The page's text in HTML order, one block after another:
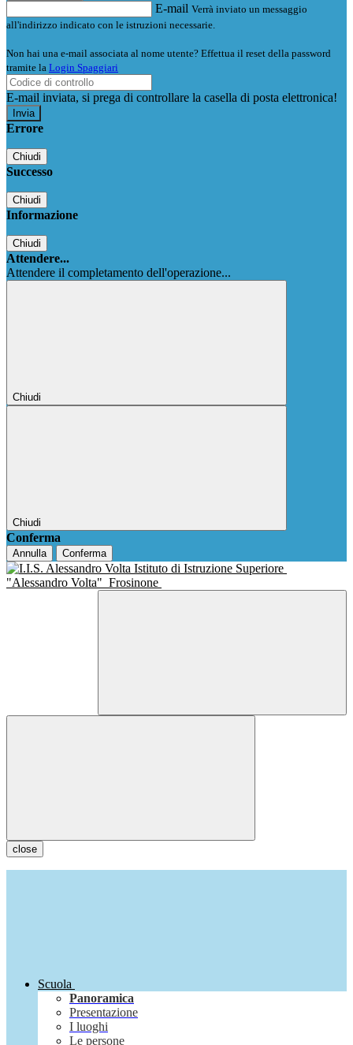
E-mail Verrà inviato un messaggio
all'indirizzo indicato con le istruzioni necessarie.
Non hai una e-mail associata al nome utente? Effettua il reset della password
tramite la Login Spaggiari
E-mail inviata, si prega di controllare la casella di posta elettronica!
Errore
Chiudi
Successo
Chiudi
Informazione
Chiudi
Attendere...
Attendere il completamento dell'operazione...
Chiudi
Chiudi
Conferma
Annulla Conferma
Istituto di Istruzione Superiore
"Alessandro Volta" Frosinone
close
Scuola
Panoramica
Presentazione
I luoghi
Le persone